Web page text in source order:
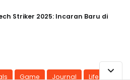
Striker 2025: Incaran Baru di
Game Journal Life Style